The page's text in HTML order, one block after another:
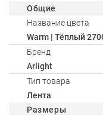
Общие
Название цвета
Warm | Тёплый
Бренд
Arlight
Тип товара
Лента
Размеры